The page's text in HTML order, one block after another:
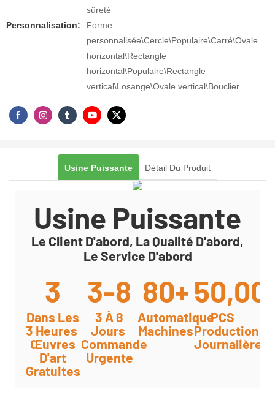
sûreté
Personnalisation:
Forme
personnalisée\Cercle\Populaire\Carré\Ovale
horizontal\Rectangle
horizontal\Populaire\Rectangle
vertical\Losange\Ovale vertical\Bouclier
Usine Puissante Détail Du Produit
Usine Puissante
Le Client D'abord, La Qualité D'abord,
Le Service D'abord
3
Dans Les
3 Heures
Œuvres
D'art
Gratuites
3-8
3 À 8
Jours
Commande
Urgente
80+
Automatique
Machines
PCS
Production
Journalière